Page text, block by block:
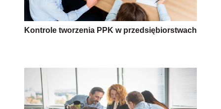
Kontrole tworzenia PPK w przedsiębiorstwach